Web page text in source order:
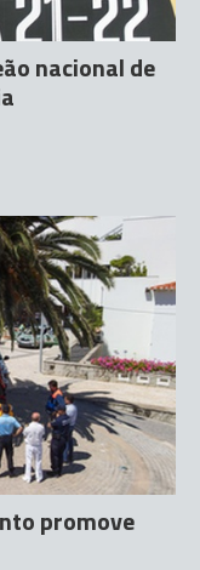
nacional de
promove